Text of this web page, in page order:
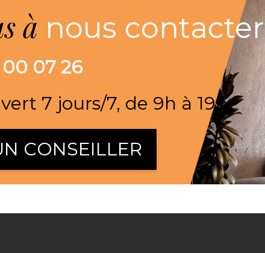
à nous contacter
00 07 26
7 jours/7, de 9h à 19h
CONSEILLER